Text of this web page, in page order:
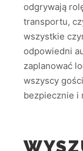
odgrywają
transportu,
wszystkie
odpowiedni
zaplanować
wszyscy
bezpiecznie i